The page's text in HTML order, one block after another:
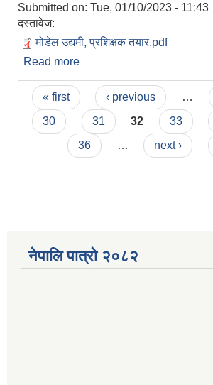
Submitted on: Tue, 01/10/2023 - 11:43
दस्तावेज:
मोडेल उद्यमी, प्रशिक्षक तयार.pdf
Read more
सूचना ।।
Pages
« first ‹ previous …
30
31 32 33
36
… next ›
नेपालि पात्रो २०८२